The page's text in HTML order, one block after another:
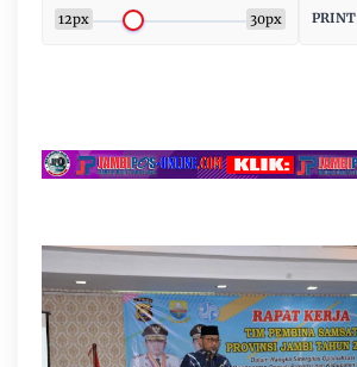
12px 30px PRINT